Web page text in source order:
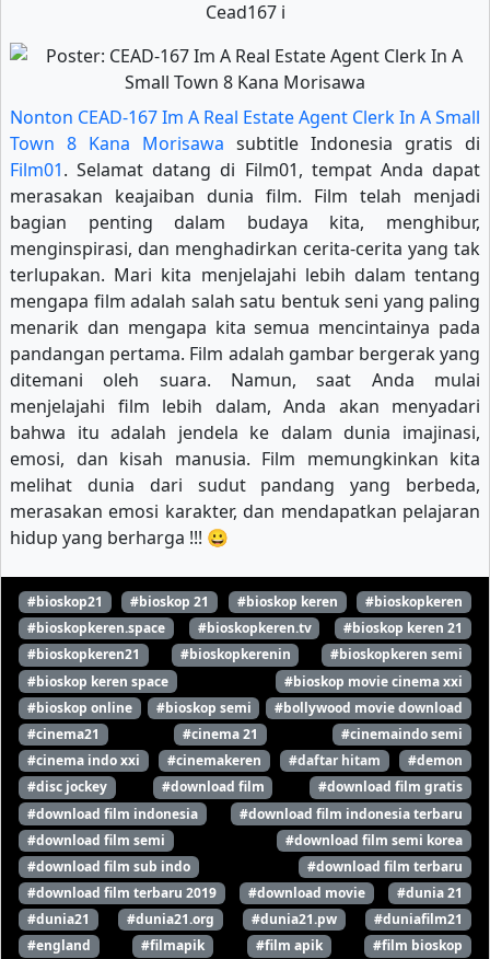
Cead167 i
Nonton CEAD-167 Im A Real Estate Agent Clerk In A Small
Town 8 Kana Morisawa subtitle Indonesia gratis di
Film01. Selamat datang di Film01, tempat Anda dapat
merasakan keajaiban dunia film. Film telah menjadi
bagian penting dalam budaya kita, menghibur,
menginspirasi, dan menghadirkan cerita-cerita yang tak
terlupakan. Mari kita menjelajahi lebih dalam tentang
mengapa film adalah salah satu bentuk seni yang paling
menarik dan mengapa kita semua mencintainya pada
pandangan pertama. Film adalah gambar bergerak yang
ditemani oleh suara. Namun, saat Anda mulai
menjelajahi film lebih dalam, Anda akan menyadari
bahwa itu adalah jendela ke dalam dunia imajinasi,
emosi, dan kisah manusia. Film memungkinkan kita
melihat dunia dari sudut pandang yang berbeda,
merasakan emosi karakter, dan mendapatkan pelajaran
hidup yang berharga !!! 😀
#bioskop21 #bioskop 21 #bioskop keren
#bioskopkeren
#bioskopkeren.space
#bioskopkeren.tv
#bioskop keren 21
#bioskopkeren21
#bioskopkerenin
#bioskopkeren semi
#bioskop keren space
#bioskop movie cinema xxi
#bioskop online
#bioskop semi
#bollywood movie download
#cinema21
#cinema 21
#cinemaindo semi
#cinema indo xxi
#cinemakeren #daftar hitam
#demon
#disc jockey
#download film
#download film gratis
#download film indonesia
#download film indonesia terbaru
#download film semi
#download film semi korea
#download film sub indo
#download film terbaru
#download film terbaru 2019
#download movie
#dunia 21
#dunia21
#dunia21.org #dunia21.pw
#duniafilm21
#england
#filmapik #film apik
#film bioskop